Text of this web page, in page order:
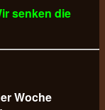
senken die
Woche